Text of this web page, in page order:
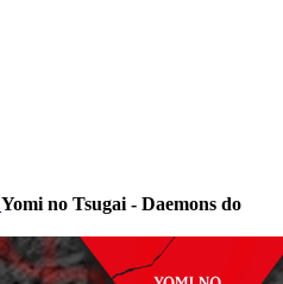
Yomi no Tsugai - Daemons do